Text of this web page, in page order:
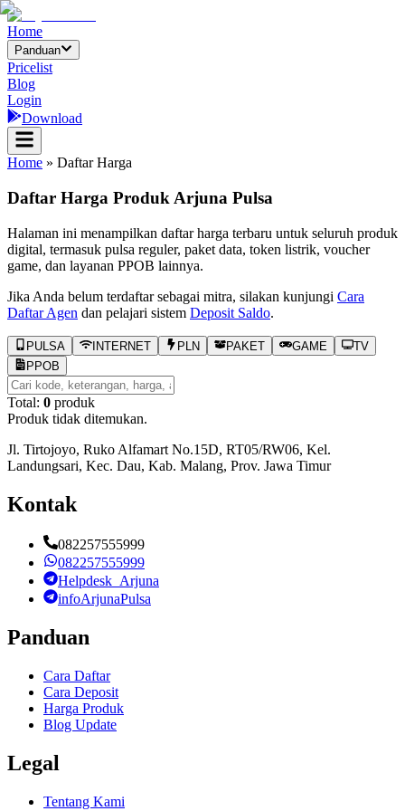
Home
Panduan
Pricelist
Blog
Login
Download
Home » Daftar Harga
Daftar Harga Produk Arjuna Pulsa
Halaman ini menampilkan daftar harga terbaru untuk seluruh produk
digital, termasuk pulsa reguler, paket data, token listrik, voucher
game, dan layanan PPOB lainnya.
Jika Anda belum terdaftar sebagai mitra, silakan kunjungi Cara
Daftar Agen dan pelajari sistem Deposit Saldo.
PULSA INTERNET PLN PAKET GAME
TV
PPOB
Total: 0 produk
Produk tidak ditemukan.
Jl. Tirtojoyo, Ruko Alfamart No.15D, RT05/RW06, Kel.
Landungsari, Kec. Dau, Kab. Malang, Prov. Jawa Timur
Kontak
082257555999
082257555999
Helpdesk_Arjuna
infoArjunaPulsa
Panduan
Cara Daftar
Cara Deposit
Harga Produk
Blog Update
Legal
Tentang Kami